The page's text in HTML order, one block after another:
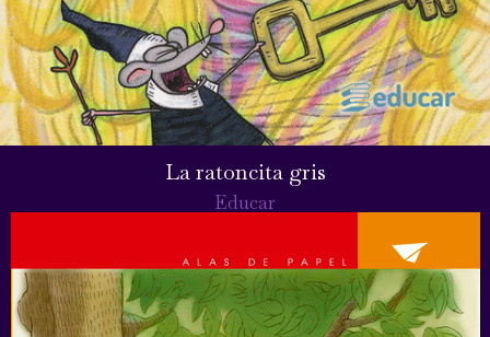
La ratoncita gris
Educar